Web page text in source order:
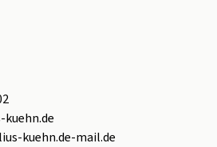
kuehn.de-mail.de